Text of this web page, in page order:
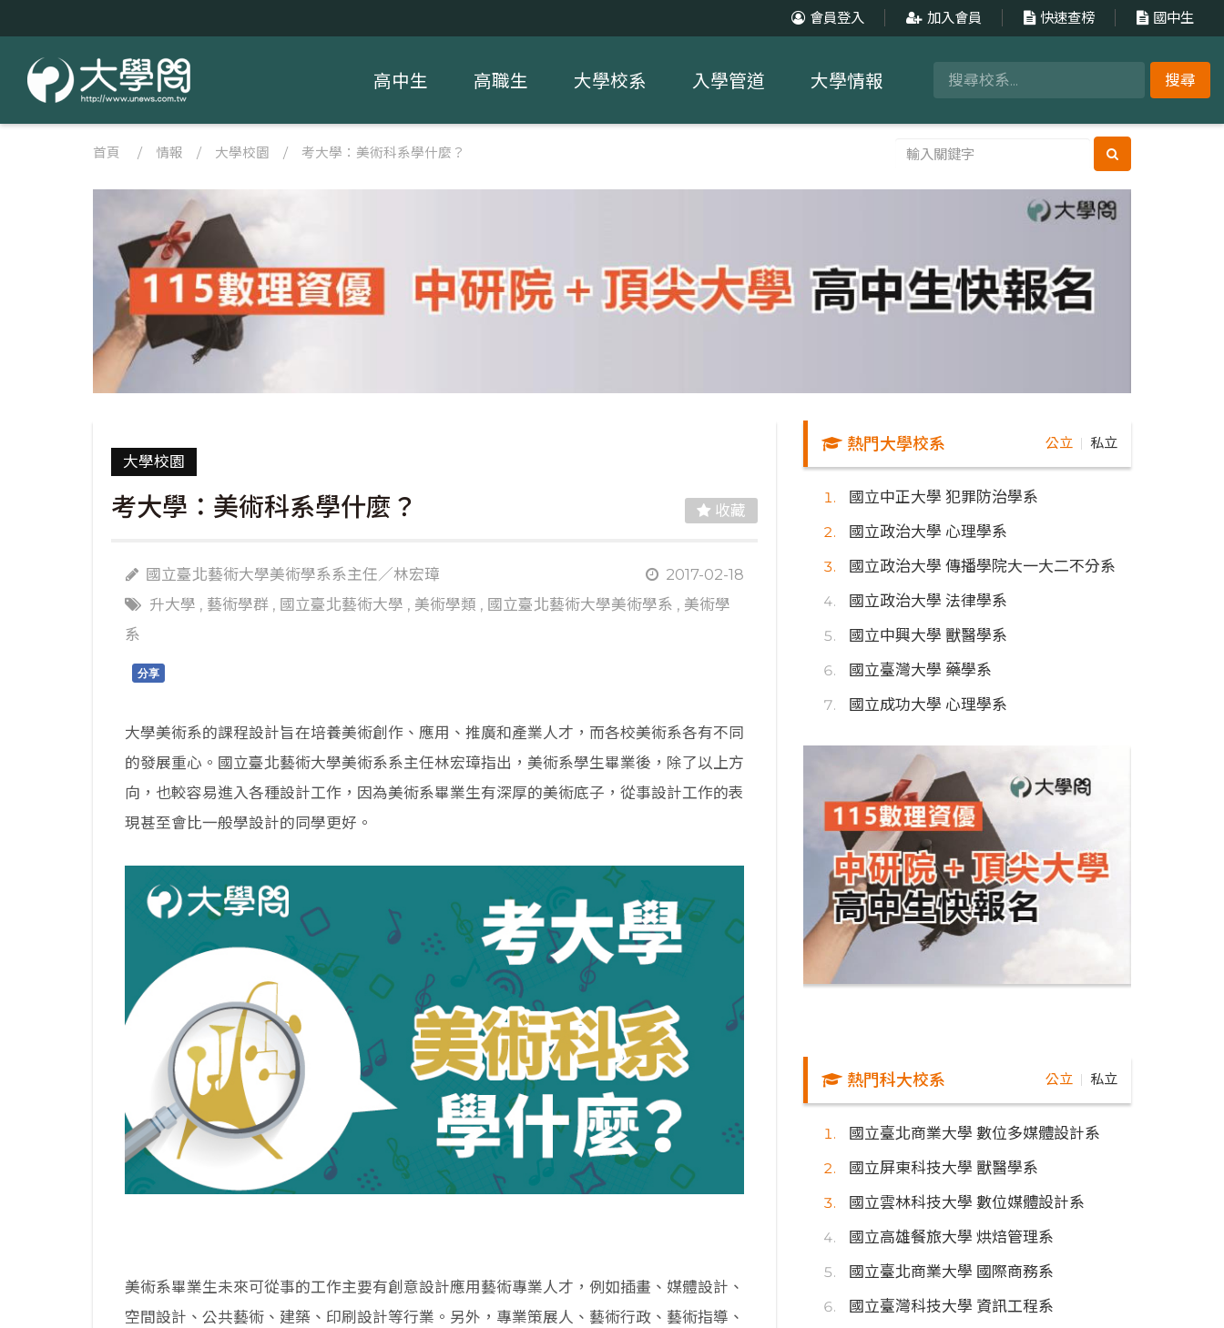
會員登入 加入會員 快速查榜 國中生
搜尋
高中生 高職生 大學校系 入學管道 大學情報
首頁 / 情報 / 大學校園 / 考大學：美術科系學什麼？
大學校園
考大學：美術科系學什麼？ 收藏
國立臺北藝術大學美術學系系主任／林宏璋
2017-02-18
升大學 , 藝術學群 , 國立臺北藝術大學 , 美術學類 , 國立臺北藝術大學美術學系 , 美術學
系
分享
大學美術系的課程設計旨在培養美術創作、應用、推廣和產業人才，而各校美術系各有不同
的發展重心。國立臺北藝術大學美術系系主任林宏璋指出，美術系學生畢業後，除了以上方
向，也較容易進入各種設計工作，因為美術系畢業生有深厚的美術底子，從事設計工作的表
現甚至會比一般學設計的同學更好。
美術系畢業生未來可從事的工作主要有創意設計應用藝術專業人才，例如插畫、媒體設計、
空間設計、公共藝術、建築、印刷設計等行業。另外，專業策展人、藝術行政、藝術指導、
熱門大學校系 公立 私立
國立中正大學 犯罪防治學系
國立政治大學 心理學系
國立政治大學 傳播學院大一大二不分系
國立政治大學 法律學系
國立中興大學 獸醫學系
國立臺灣大學 藥學系
國立成功大學 心理學系
熱門科大校系 公立 私立
國立臺北商業大學 數位多媒體設計系
國立屏東科技大學 獸醫學系
國立雲林科技大學 數位媒體設計系
國立高雄餐旅大學 烘焙管理系
國立臺北商業大學 國際商務系
國立臺灣科技大學 資訊工程系